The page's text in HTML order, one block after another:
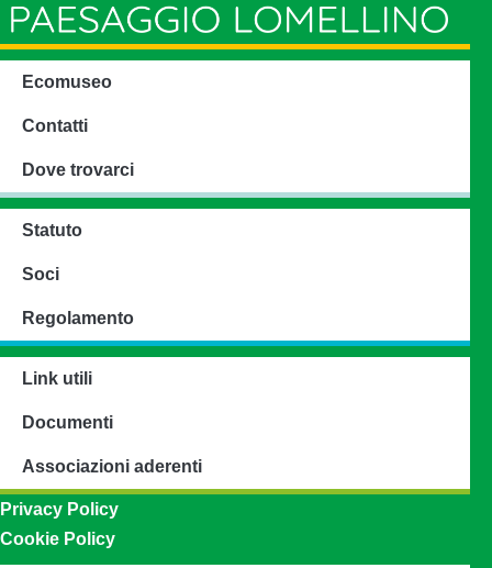
Ecomuseo
Contatti
Dove trovarci
Statuto
Soci
Regolamento
Link utili
Documenti
Associazioni aderenti
Privacy Policy
Cookie Policy